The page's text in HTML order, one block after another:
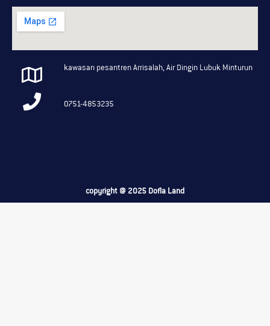
kawasan pesantren Arrisalah, Air Dingin Lubuk Minturun
0751-4853235
copyright @ 2025 Dofla Land